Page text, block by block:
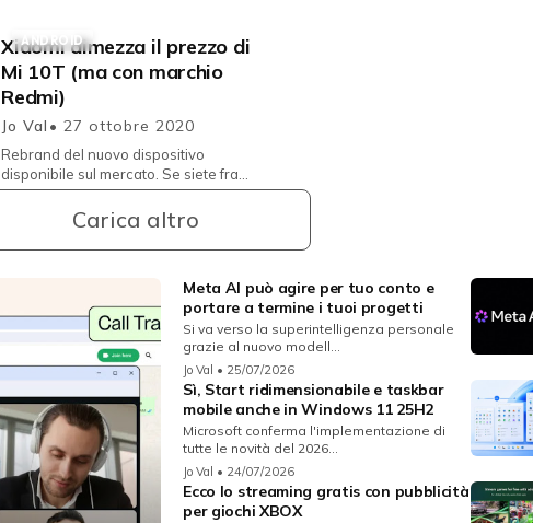
co...ANDROID
Xiaomi dimezza il prezzo di
Mi 10T (ma con marchio
Redmi)
Jo Val• 27 ottobre 2020
Rebrand del nuovo dispositivo
disponibile sul mercato. Se siete fra
quelli rimasti impressionati dai nuovi
smartphone Xiaomi della Mi 10T f...
Carica altro
Meta AI può agire per tuo conto e
portare a termine i tuoi progetti
Si va verso la superintelligenza personale
grazie al nuovo modell...
Jo Val • 25/07/2026
Sì, Start ridimensionabile e taskbar
mobile anche in Windows 11 25H2
Microsoft conferma l'implementazione di
tutte le novità del 2026...
Jo Val • 24/07/2026
Ecco lo streaming gratis con pubblicità
per giochi XBOX